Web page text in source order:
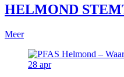
HELMOND
Meer
28 apr